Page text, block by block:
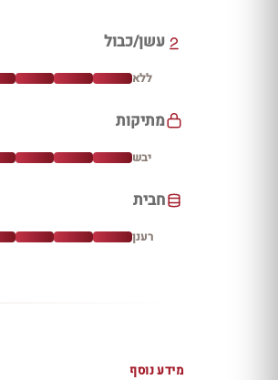
עשן/כבול
ללא
מתיקות
יבש
חבית
רענן
מידע נוסף